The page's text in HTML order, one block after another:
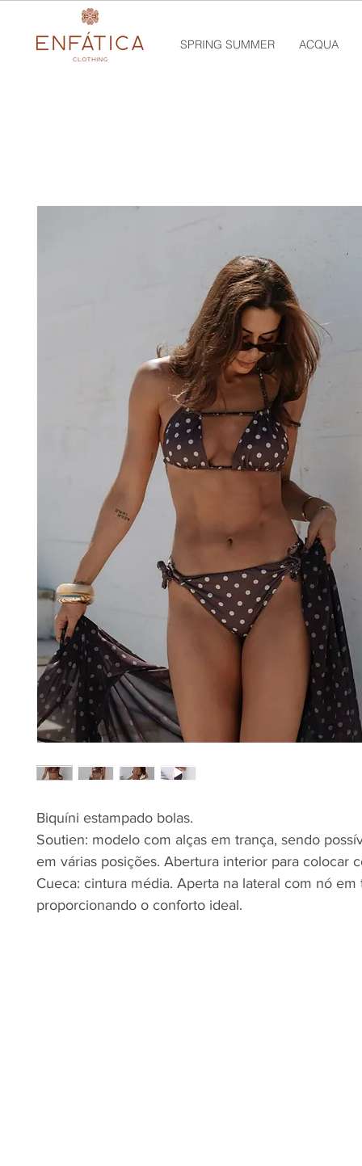
SPRING SUMMER ACQUA
Biquíni estampado bolas.
Soutien: modelo com alças em trança, sendo
em várias posições. Abertura interior para colocar
Cueca: cintura média. Aperta na lateral com nó em
proporcionando o conforto ideal.